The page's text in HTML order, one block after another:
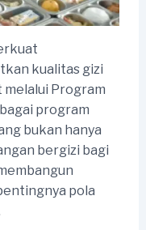
kualitas gizi
Program
program
bukan hanya
bergizi bagi
pola